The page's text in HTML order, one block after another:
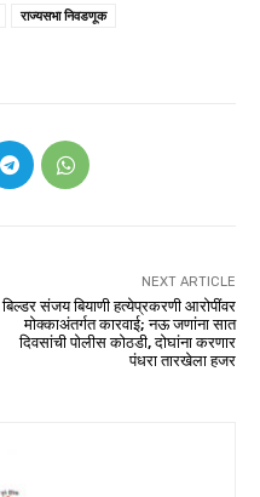
राज्यसभा निवडणूक
NEXT ARTICLE
बिल्डर संजय बियाणी हत्येप्रकरणी आरोपींवर
मोक्काअंतर्गत कारवाई; नऊ जणांना सात
दिवसांची पोलीस कोठडी, दोघांना करणार
पंधरा तारखेला हजर